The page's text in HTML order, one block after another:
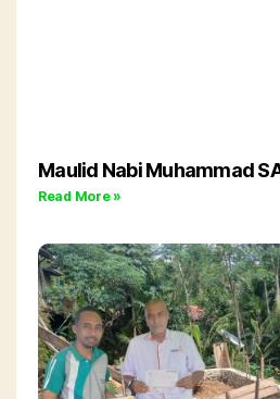
Maulid Nabi Muhammad
Read More »